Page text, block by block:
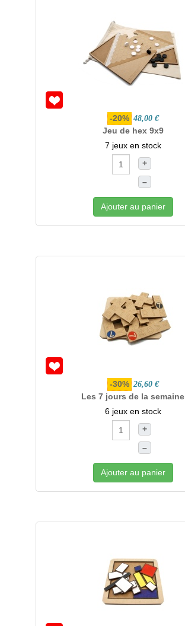
-20% 48,00 €
Jeu de hex 9x9
7 jeux en stock
+
–
Ajouter au panier
-30% 26,60 €
Les 7 jours de la semaine
6 jeux en stock
+
–
Ajouter au panier